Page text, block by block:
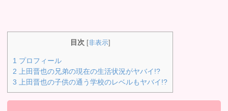
目次 [非表示]
1 プロフィール
2 上田晋也の兄弟の現在の生活状況がヤバイ!?
3 上田晋也の子供の通う学校のレベルもヤバイ!?